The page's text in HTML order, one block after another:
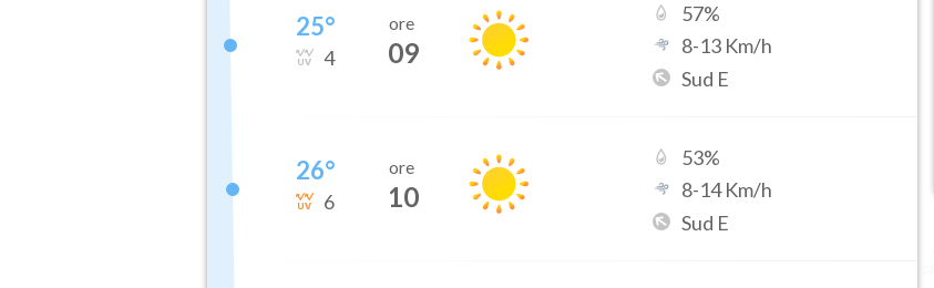
25°
4
ore
09
57%
8-13 Km/h
Sud E
26°
6
ore
10
53%
8-14Km/h
Sud E